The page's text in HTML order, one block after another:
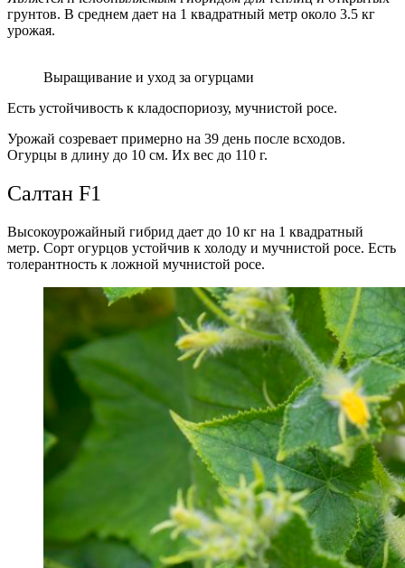
грунтов. В среднем дает на 1 квадратный метр около 3.5 кг
урожая.
Выращивание и уход за огурцами
Есть устойчивость к кладоспориозу, мучнистой росе.
Урожай созревает примерно на 39 день после всходов.
Огурцы в длину до 10 см. Их вес до 110 г.
Салтан F1
Высокоурожайный гибрид дает до 10 кг на 1 квадратный
метр. Сорт огурцов устойчив к холоду и мучнистой росе. Есть
толерантность к ложной мучнистой росе.